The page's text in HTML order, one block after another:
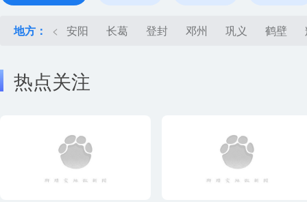
地方： < 安阳 长葛 登封 邓州 巩义 鹤壁
热点关注